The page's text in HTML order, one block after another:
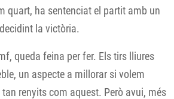
quart, ha sentenciat el partit amb un
la victòria.
queda feina per fer. Els tirs lliures
un aspecte a millorar si volem
renyits com aquest. Però avui, més